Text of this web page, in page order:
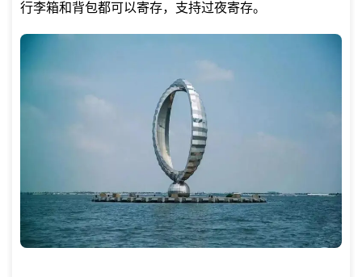
行李箱和背包都可以寄存，支持过夜寄存。